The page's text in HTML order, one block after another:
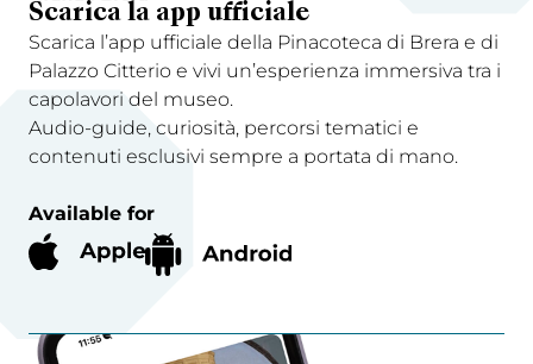
Scarica la app ufficiale
Scarica l’app ufficiale della Pinacoteca di Brera e di
Palazzo Citterio e vivi un’esperienza immersiva tra i
capolavori del museo.
Audio-guide, curiosità, percorsi tematici e
contenuti esclusivi sempre a portata di mano.
Available for